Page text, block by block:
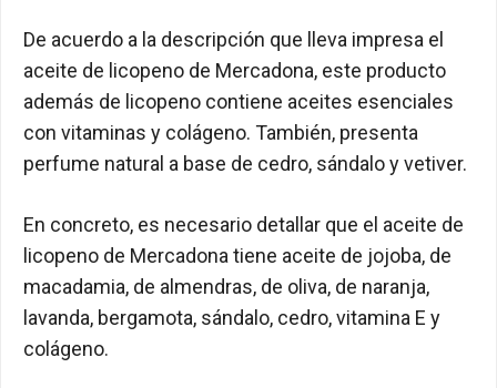
De acuerdo a la descripción que lleva impresa el
aceite de licopeno de Mercadona, este producto
además de licopeno contiene aceites esenciales
con vitaminas y colágeno. También, presenta
perfume natural a base de cedro, sándalo y vetiver.
En concreto, es necesario detallar que el aceite de
licopeno de Mercadona tiene aceite de jojoba, de
macadamia, de almendras, de oliva, de naranja,
lavanda, bergamota, sándalo, cedro, vitamina E y
colágeno.